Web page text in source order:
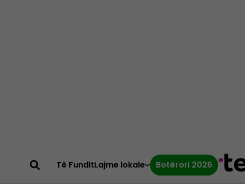
Të FunditLajme lokale Botërori 2026